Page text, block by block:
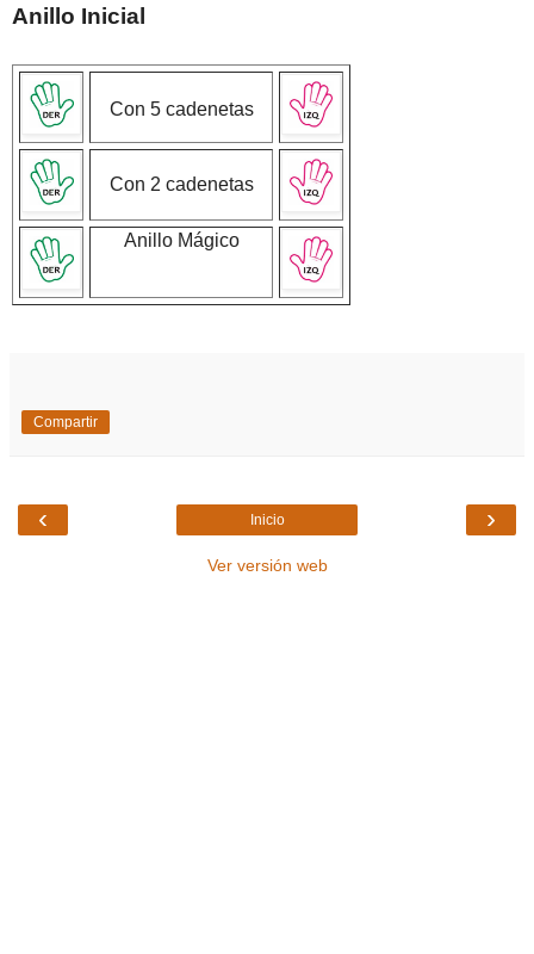
Anillo Inicial
Con 5 cadenetas
Con 2 cadenetas
Anillo Mágico
Compartir
‹ ›
Inicio
Ver versión web